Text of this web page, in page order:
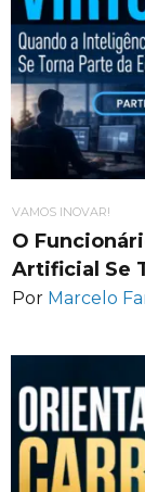
VAMOS INOVAR!
O
Artificial Se
Por Marcelo